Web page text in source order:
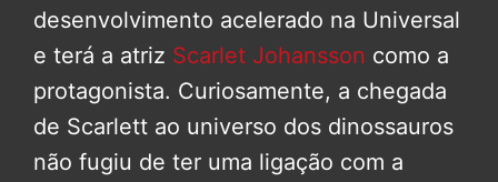
desenvolvimento acelerado na Universal
e terá a atriz Scarlet Johansson como a
protagonista. Curiosamente, a chegada
de Scarlett ao universo dos dinossauros
não fugiu de ter uma ligação com a